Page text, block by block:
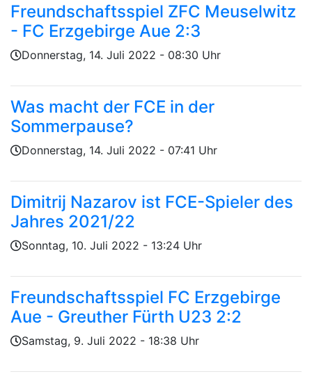
Freundschaftsspiel ZFC Meuselwitz
- FC Erzgebirge Aue 2:3
Geschrieben von
amDonnerstag, 14. Juli 2022 - 08:30 Uhr
Was macht der FCE in der
Sommerpause?
Geschrieben von
amDonnerstag, 14. Juli 2022 - 07:41 Uhr
Dimitrij Nazarov ist FCE-Spieler des
Jahres 2021/22
Geschrieben von
amSonntag, 10. Juli 2022 - 13:24 Uhr
Freundschaftsspiel FC Erzgebirge
Aue - Greuther Fürth U23 2:2
Geschrieben von
amSamstag, 9. Juli 2022 - 18:38 Uhr